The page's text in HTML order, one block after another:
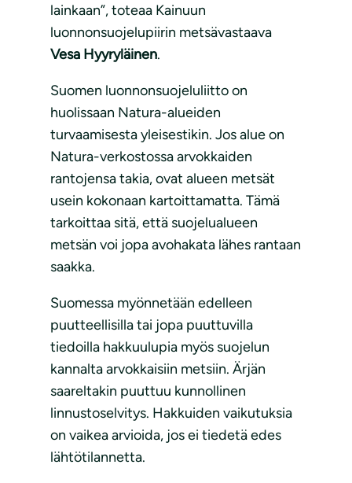
lainkaan”, toteaa Kainuun
luonnonsuojelupiirin metsävastaava
Vesa Hyyryläinen.
Suomen luonnonsuojeluliitto on
huolissaan Natura-alueiden
turvaamisesta yleisestikin. Jos alue on
Natura-verkostossa arvokkaiden
rantojensa takia, ovat alueen metsät
usein kokonaan kartoittamatta. Tämä
tarkoittaa sitä, että suojelualueen
metsän voi jopa avohakata lähes rantaan
saakka.
Suomessa myönnetään edelleen
puutteellisilla tai jopa puuttuvilla
tiedoilla hakkuulupia myös suojelun
kannalta arvokkaisiin metsiin. Ärjän
saareltakin puuttuu kunnollinen
linnustoselvitys. Hakkuiden vaikutuksia
on vaikea arvioida, jos ei tiedetä edes
lähtötilannetta.